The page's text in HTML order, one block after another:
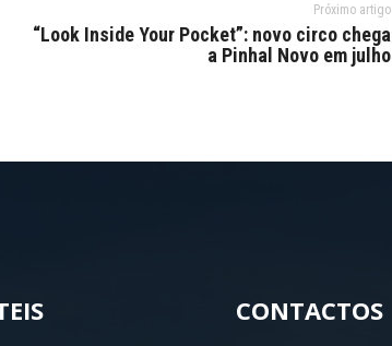
Próximo artigo
“Look Inside Your Pocket”: novo circo chega
a Pinhal Novo em julho
CONTACTOS